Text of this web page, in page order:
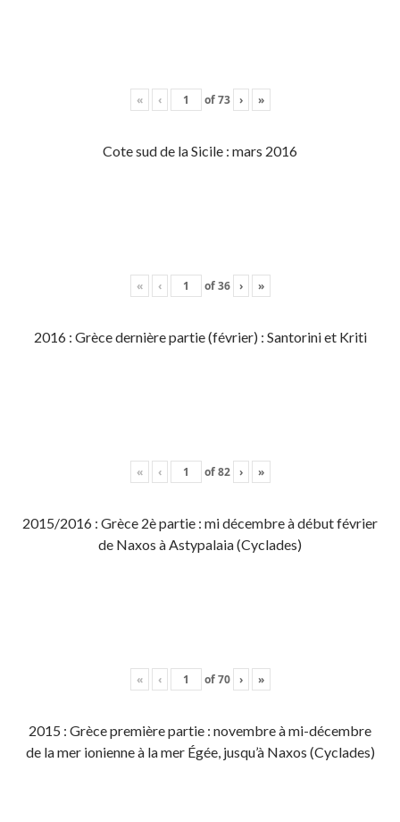
« ‹ of73 › »
Cote sud de la Sicile : mars 2016
« ‹ of36 › »
2016 : Grèce dernière partie (février) : Santorini et Kriti
« ‹ of82 › »
2015/2016 : Grèce 2è partie : mi décembre à début février
de Naxos à Astypalaia (Cyclades)
« ‹ of70 › »
2015 : Grèce première partie : novembre à mi-décembre
de la mer ionienne à la mer Égée, jusqu’à Naxos (Cyclades)